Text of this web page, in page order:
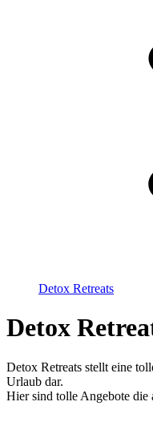
Detox Retreats
Detox
Detox Retreats stellt eine
Urlaub dar.
Hier sind tolle Angebote die